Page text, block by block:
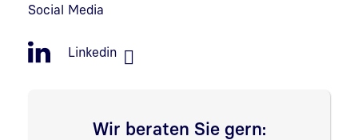
Social Media
Linkedin
Wir beraten Sie gern: